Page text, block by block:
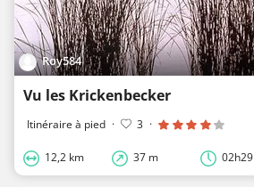
Roy584
Vu les Krickenbecker
Itinéraire à pied · 3 ·
12,2 km 37 m 02h29